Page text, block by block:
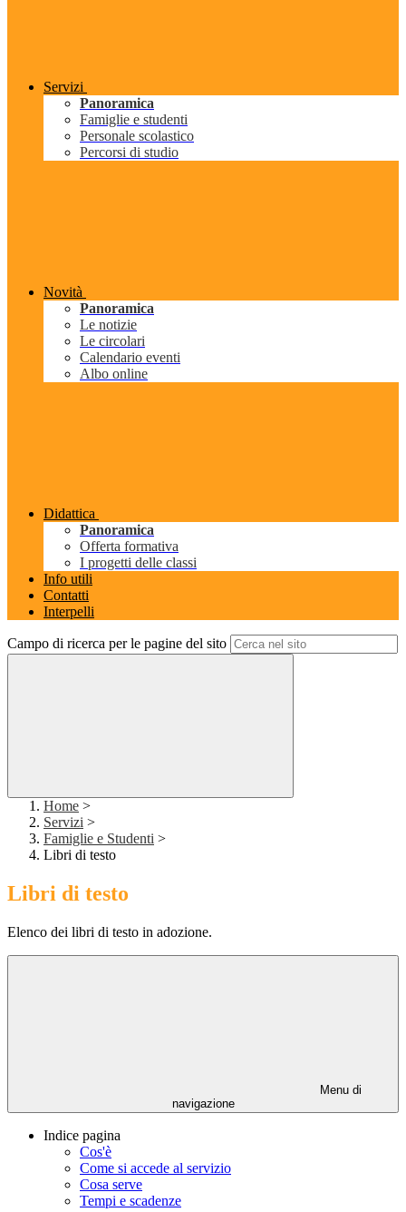
Servizi
Panoramica
Famiglie e studenti
Personale scolastico
Percorsi di studio
Novità
Panoramica
Le notizie
Le circolari
Calendario eventi
Albo online
Didattica
Panoramica
Offerta formativa
I progetti delle classi
Info utili
Contatti
Interpelli
Campo di ricerca per le pagine del sito
Home >
Servizi >
Famiglie e Studenti >
Libri di testo
Libri di testo
Elenco dei libri di testo in adozione.
Menu di
navigazione
Indice pagina
Cos'è
Come si accede al servizio
Cosa serve
Tempi e scadenze